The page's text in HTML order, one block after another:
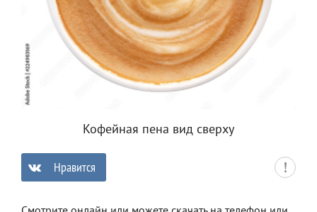
Кофейная пена вид сверху
Нравится